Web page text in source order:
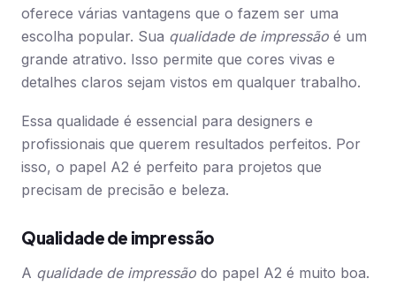
oferece várias vantagens que o fazem ser uma
escolha popular. Sua qualidade de impressão é um
grande atrativo. Isso permite que cores vivas e
detalhes claros sejam vistos em qualquer trabalho.
Essa qualidade é essencial para designers e
profissionais que querem resultados perfeitos. Por
isso, o papel A2 é perfeito para projetos que
precisam de precisão e beleza.
Qualidade de impressão
A qualidade de impressão do papel A2 é muito boa.